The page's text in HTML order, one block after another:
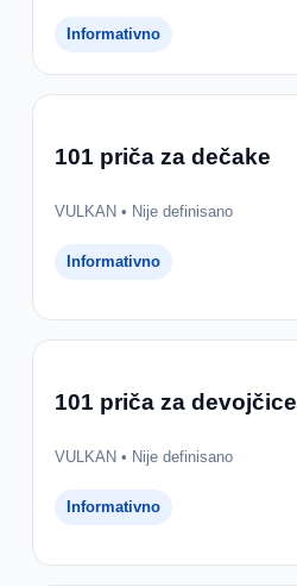
Informativno
101 priča za dečake
VULKAN • Nije definisano
Informativno
101 priča za devojčice
VULKAN • Nije definisano
Informativno